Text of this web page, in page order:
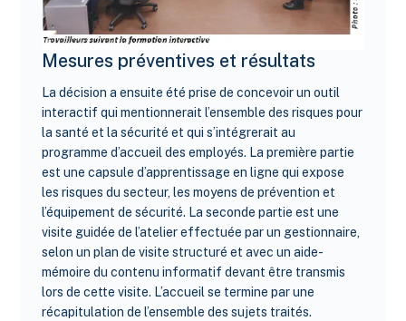
Mesures préventives et résultats
La décision a ensuite été prise de concevoir un outil
interactif qui mentionnerait l’ensemble des risques pour
la santé et la sécurité et qui s’intégrerait au
programme d’accueil des employés. La première partie
est une capsule d’apprentissage en ligne qui expose
les risques du secteur, les moyens de prévention et
l’équipement de sécurité. La seconde partie est une
visite guidée de l’atelier effectuée par un gestionnaire,
selon un plan de visite structuré et avec un aide-
mémoire du contenu informatif devant être transmis
lors de cette visite. L’accueil se termine par une
récapitulation de l’ensemble des sujets traités.